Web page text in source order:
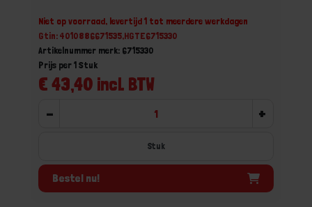
Niet op voorraad, levertijd 1 tot meerdere werkdagen
Gtin: 4010886671535,HGTE6715330
Artikelnummer merk: 6715330
€ 43,40 incl. BTW
Prijs per 1 Stuk
- +
Stuk
Bestel nu!